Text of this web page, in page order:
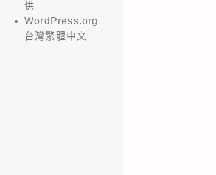
供
WordPress.org
台灣繁體中文